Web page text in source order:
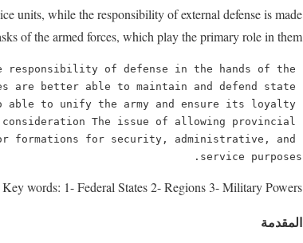
units, while the responsibility of external defense is made
of the armed forces, which play the primary role in them.
responsibility of defense in the hands of the
are better able to maintain and defend state
able to unify the army and ensure its loyalty
The issue of allowing provincial
formations for security, administrative, and
service purposes.
Key words: 1- Federal States 2- Regions 3- Military Powers
المقدمة